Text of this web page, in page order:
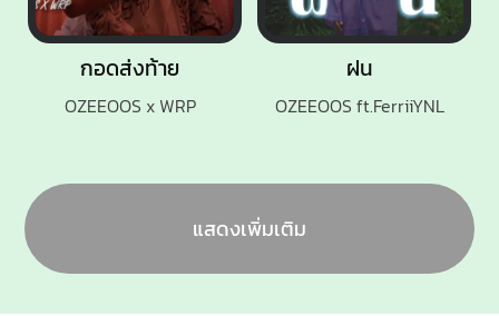
กอดส่งท้าย
OZEEOOS x WRP
ฝน
OZEEOOS ft.FerriiYNL
แสดงเพิ่มเติม